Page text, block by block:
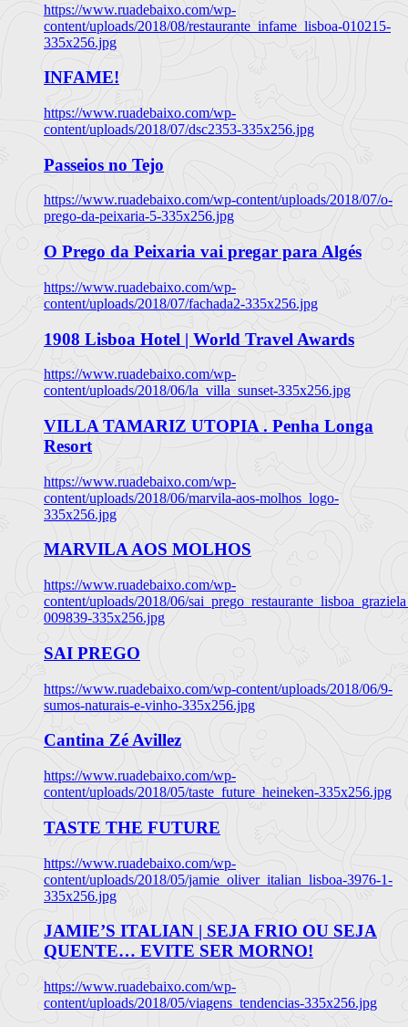
https://www.ruadebaixo.com/wp-
content/uploads/2018/08/restaurante_infame_lisboa-010215-
335x256.jpg
INFAME!
https://www.ruadebaixo.com/wp-
content/uploads/2018/07/dsc2353-335x256.jpg
Passeios no Tejo
https://www.ruadebaixo.com/wp-content/uploads/2018/07/o-
prego-da-peixaria-5-335x256.jpg
O Prego da Peixaria vai pregar para Algés
https://www.ruadebaixo.com/wp-
content/uploads/2018/07/fachada2-335x256.jpg
1908 Lisboa Hotel | World Travel Awards
https://www.ruadebaixo.com/wp-
content/uploads/2018/06/la_villa_sunset-335x256.jpg
VILLA TAMARIZ UTOPIA . Penha Longa
Resort
https://www.ruadebaixo.com/wp-
content/uploads/2018/06/marvila-aos-molhos_logo-
335x256.jpg
MARVILA AOS MOLHOS
https://www.ruadebaixo.com/wp-
content/uploads/2018/06/
009839-335x256.jpg
SAI PREGO
https://www.ruadebaixo.com/wp-content/uploads/2018/06/9-
sumos-naturais-e-vinho-335x256.jpg
Cantina Zé Avillez
https://www.ruadebaixo.com/wp-
content/uploads/2018/05/taste_future_heineken-335x256.jpg
TASTE THE FUTURE
https://www.ruadebaixo.com/wp-
content/uploads/2018/05/jamie_oliver_italian_lisboa-3976-1-
335x256.jpg
JAMIE’S ITALIAN | SEJA FRIO OU SEJA
QUENTE… EVITE SER MORNO!
https://www.ruadebaixo.com/wp-
content/uploads/2018/05/viagens_tendencias-335x256.jpg